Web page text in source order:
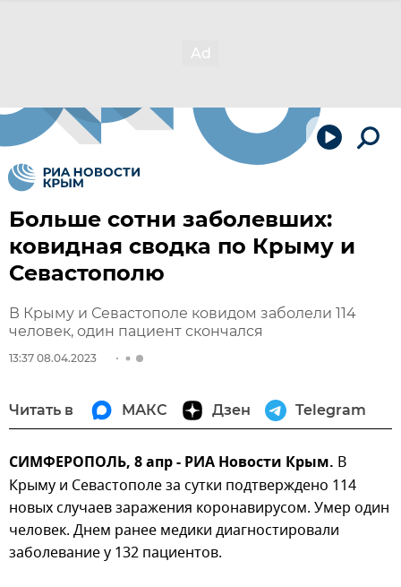
Больше сотни заболевших:
ковидная сводка по Крыму и
Севастополю
В Крыму и Севастополе ковидом заболели 114
человек, один пациент скончался
13:37 08.04.2023
Читать в МАКС Дзен Telegram
СИМФЕРОПОЛЬ, 8 апр - РИА Новости Крым. В
Крыму и Севастополе за сутки подтверждено 114
новых случаев заражения коронавирусом. Умер один
человек. Днем ранее медики диагностировали
заболевание у 132 пациентов.